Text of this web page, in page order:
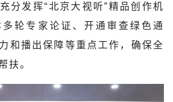
分发挥“北京大视听”精品创作机
轮专家论证、开通审查绿色通
和播出保障等重点工作，确保全
扶。